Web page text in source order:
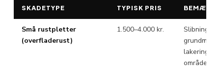
SKADETYPE TYPISK PRIS
Små rustpletter
(overfladerust)
1.500–4.000 kr.
Slibning,
lakering. Pr.
område.